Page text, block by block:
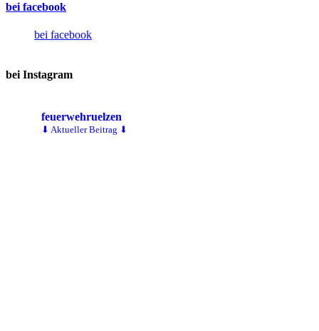
bei facebook
bei facebook
bei Instagram
feuerwehruelzen
⬇ Aktueller Beitrag ⬇